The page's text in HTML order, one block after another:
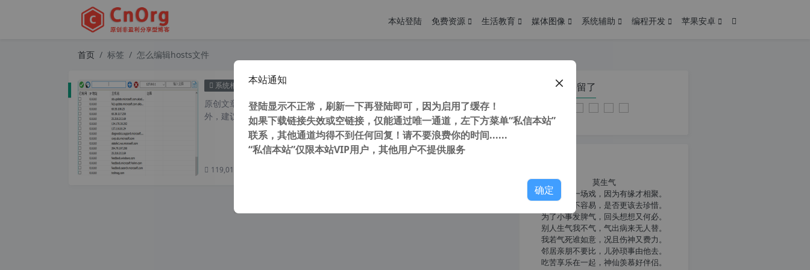
本站登陆 免费资源 生活教育 媒体图像 系统辅助 编程开发 苹果安卓
首页 标签 怎么编辑hosts文件
系统相关 独家自适应系统 BlueLife Hosts Editor v1.5 中文版 hosts文件编辑器 软件联网禁止工具
原创文章，转载请注明： 转载自cnorg.12hp.de 注意：由于网站空间位于国
外，建议避开晚上的访问高峰期...
119,010 次浏览
您在本页停留了
莫生气
人生就像一场戏，因为有缘才相聚。
相扶到老不容易，是否更该去珍惜。
为了小事发脾气，回头想想又何必。
别人生气我不气，气出病来无人替。
我若气死谁如意，况且伤神又费力。
邻居亲朋不要比，儿孙琐事由他去。
吃苦享乐在一起，神仙羡慕好伴侣。
本站通知
登陆显示不正常，刷新一下再登陆即可，因为启用了缓存！
如果下载链接失效或空链接，仅能通过唯一通道，左下方菜单“私信本站”
联系，其他通道均得不到任何回复！请不要浪费你的时间......
“私信本站”仅限本站VIP用户，其他用户不提供服务
确定